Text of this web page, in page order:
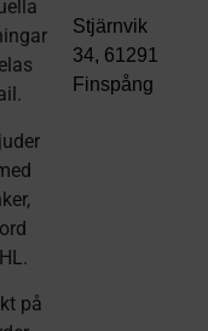
.
på
Stjärnvik
34, 61291
Finspång